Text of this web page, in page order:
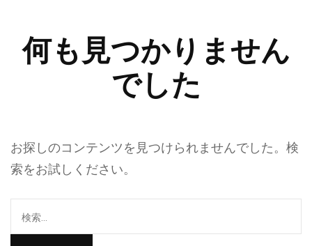
何も見つかりません
でした
お探しのコンテンツを見つけられませんでした。検
索をお試しください。
索: